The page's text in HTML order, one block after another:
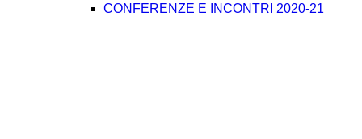
CONFERENZE E INCONTRI 2020-21